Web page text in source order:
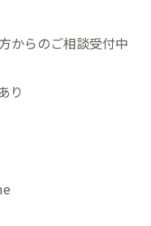
からのご相談受付中
り